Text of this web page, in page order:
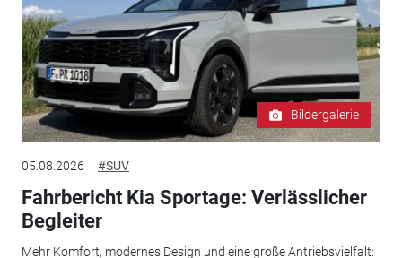
Bildergalerie
05.08.2026 #SUV
Fahrbericht Kia Sportage: Verlässlicher
Begleiter
Mehr Komfort, modernes Design und eine große Antriebsvielfalt: